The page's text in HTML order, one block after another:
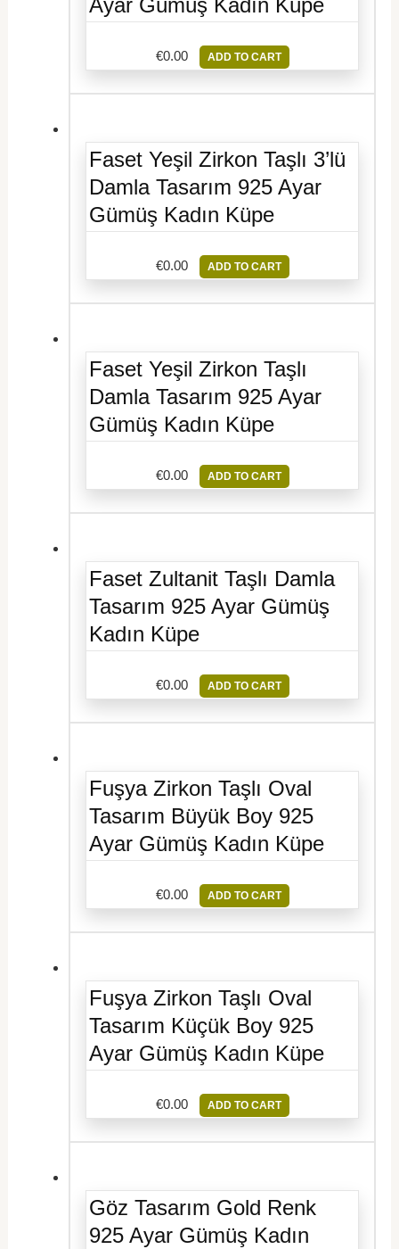
€0.00 ADD TO CART
Faset Yeşil Zirkon Taşlı 3’lü
Damla Tasarım 925 Ayar
Gümüş Kadın Küpe
€0.00 ADD TO CART
Faset Yeşil Zirkon Taşlı
Damla Tasarım 925 Ayar
Gümüş Kadın Küpe
€0.00 ADD TO CART
Faset Zultanit Taşlı Damla
Tasarım 925 Ayar Gümüş
Kadın Küpe
€0.00 ADD TO CART
Fuşya Zirkon Taşlı Oval
Tasarım Büyük Boy 925
Ayar Gümüş Kadın Küpe
€0.00 ADD TO CART
Fuşya Zirkon Taşlı Oval
Tasarım Küçük Boy 925
Ayar Gümüş Kadın Küpe
€0.00 ADD TO CART
Göz Tasarım Gold Renk
925 Ayar Gümüş Kadın